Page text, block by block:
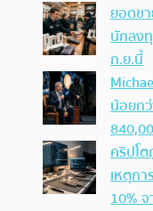
ยอดขา
นักลง
ก.ย.นี้
น้อยก
คริปโ
เหตุก
10%